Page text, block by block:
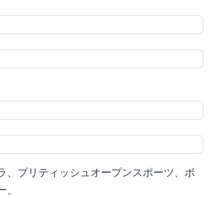
、ブリティッシュオープンスポーツ、ボ
、